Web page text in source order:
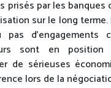
prisés par les banques
sur le long terme.
d’engagements
sont en
de sérieuses
lors de la